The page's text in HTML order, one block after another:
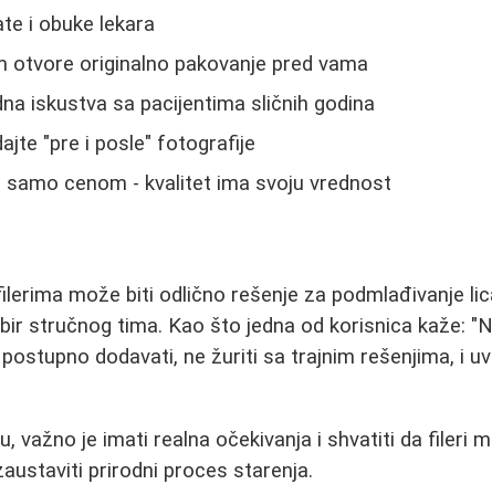
i obuke lekara
otvore originalno pakovanje pred vama
iskustva sa pacijentima sličnih godina
"pre i posle" fotografije
cenom - kvalitet ima svoju vrednost
može biti odlično rešenje za podmlađivanje
stručnog tima. Kao što jedna od korisnica kaže:
dodavati, ne žuriti sa trajnim rešenjima, i
važno je imati realna očekivanja i shvatiti da fileri
prirodni proces starenja.